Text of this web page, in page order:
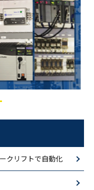
クリフトで自動化